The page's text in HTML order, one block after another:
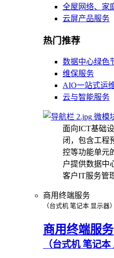
全屋网络、家
云屏产品服务
热门推荐
数据中心绿色
维保服务
AIO一站式运
云与智能服务
微模
面向ICT基础
闭，包含工程
控等功能单元
户提供数据中
客户IT服务管
商用终端服务
（台式机 笔记本 显示器）
商用终端服务
（台式机 笔记本